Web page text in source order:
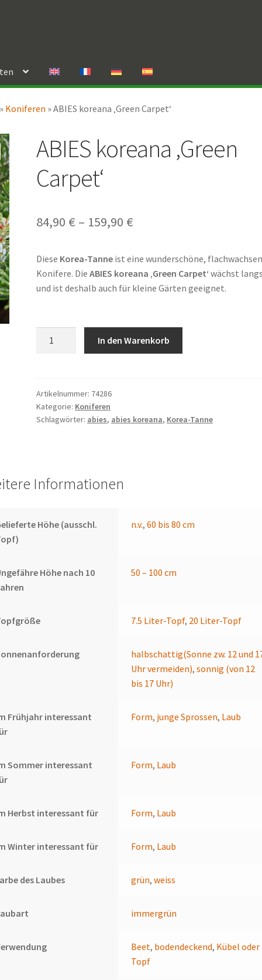
» Koniferen »ABIES koreana ‚Green Carpet‘
ABIES koreana ‚Green
Carpet‘
84,90 € – 159,90 €
bis
159,90 €
Diese Korea-Tanne ist eine wunderschöne,
Konifere. DieABIES koreana ‚Green Carpet‘ wächst
und ist deshalb auch für kleine Gärten geeignet.
Menge
In den Warenkorb
Artikelnummer: 74286
Kategorie: Koniferen
Schlagwörter: abies, abies koreana, Korea-Tanne
Informationen
Höhe (ausschl.
n.v.,60 bis 80 cm
Höhe nach 10
50 – 100 cm
7.5 Liter-Topf, 20 Liter-Topf
halbschattig(Sonne zw. 12 und
Uhr vermeiden),sonnig (von 12
bis 17 Uhr)
Frühjahr interessant
Form, junge Sprossen, Laub
Sommer interessant
Form, Laub
Herbst interessant für Form, Laub
Winter interessant für Form, Laub
des Laubes grün,weiss
immergrün
Beet, bodendeckend, Kübel oder
Topf